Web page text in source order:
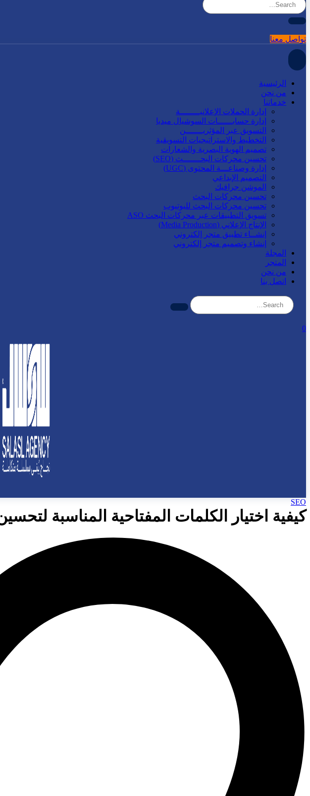
تواصل معنا
الرئيسية
من نحن
خدماتنا
إدارة الحملات الإعلانيــــــــة
إدارة حسابــــــات السوشيال ميديا
التسويق عبر المؤثريـــــــن
التخطيط والاستراتيجيات التسويقية
تصميم الهوية البصرية والشعارات
تحسين محركات البحـــــــث (SEO)
إدارة وصناعـــة المحتوى (UGC)
التصميم الإبداعي
الموشن جرافيك
تحسين محركات البحث
تحسين محركات البحث لليوتيوب
تسويق التطبيقات عبر محركات البحث ASO
الإنتاج الإعلاني (Media Production)
إنشــاء تطبيق متجر إلكتروني
إنشاء وتصميم متجر إلكتروني
المجلة
المتجر
من نحن
اتصل بنا
0
SEO
كيفية اختيار الكلمات المفتاحية المناسبة